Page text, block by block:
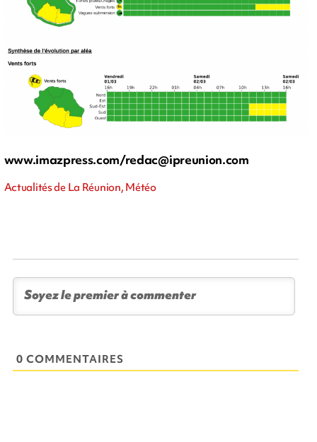
www.imazpress.com/redac@ipreunion.com
Actualités de La Réunion, Météo
0 COMMENTAIRES